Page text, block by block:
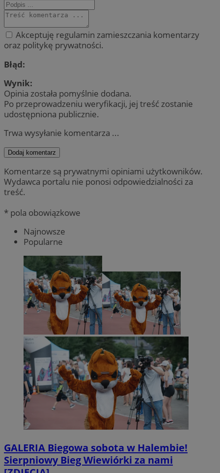
Akceptuję regulamin zamieszczania komentarzy
oraz politykę prywatności.
Błąd:
Wynik:
Opinia została pomyślnie dodana.
Po przeprowadzeniu weryfikacji, jej treść zostanie
udostępniona publicznie.
Trwa wysyłanie komentarza ...
Dodaj komentarz
Komentarze są prywatnymi opiniami użytkowników.
Wydawca portalu nie ponosi odpowiedzialności za
treść.
* pola obowiązkowe
Najnowsze
Popularne
GALERIA Biegowa sobota w Halembie!
Sierpniowy Bieg Wiewiórki za nami